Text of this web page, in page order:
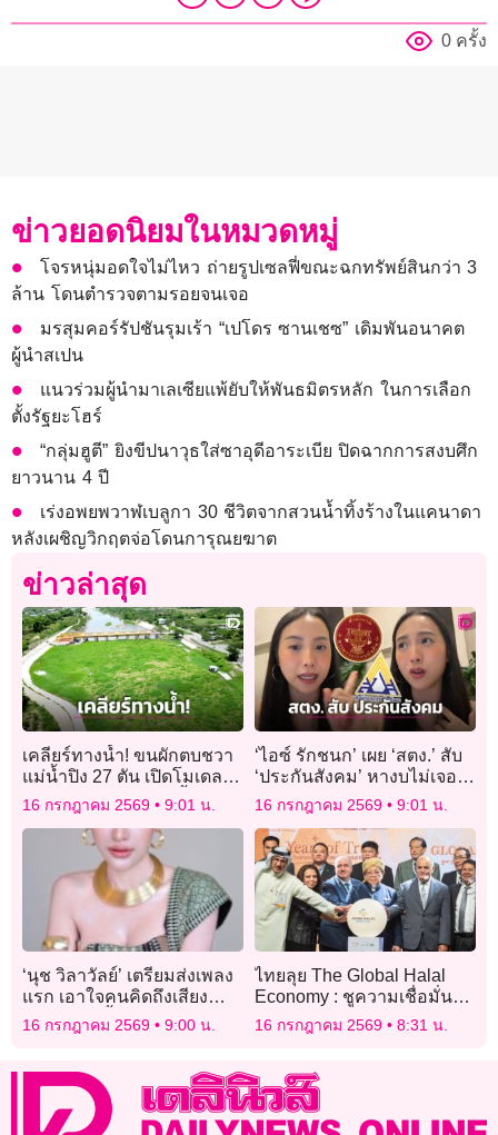
0 ครั้ง
ข่าวยอดนิยมในหมวดหมู่
โจรหนุ่มอดใจไม่ไหว ถ่ายรูปเซลฟี่ขณะฉกทรัพย์สินกว่า 3
ล้าน โดนตำรวจตามรอยจนเจอ
มรสุมคอร์รัปชันรุมเร้า “เปโดร ซานเชซ” เดิมพันอนาคต
ผู้นำสเปน
แนวร่วมผู้นำมาเลเซียแพ้ยับให้พันธมิตรหลัก ในการเลือก
ตั้งรัฐยะโฮร์
“กลุ่มฮูตี” ยิงขีปนาวุธใส่ซาอุดีอาระเบีย ปิดฉากการสงบศึก
ยาวนาน 4 ปี
เร่งอพยพวาฬเบลูกา 30 ชีวิตจากสวนน้ำทิ้งร้างในแคนาดา
หลังเผชิญวิกฤตจ่อโดนการุณยฆาต
ข่าวล่าสุด
เคลียร์ทางน้ำ! ขนผักตบชวา
แม่น้ำปิง 27 ตัน เปิดโมเดล
“ก้างปลา” เร่งระบายน้ำรับมือ
16 กรกฎาคม 2569 9:01 น.
‘ไอซ์ รักชนก’ เผย ‘สตง.’ สับ
‘ประกันสังคม’ หางบไม่เจอ
เพราะ ใช้ Excel ดันทุรังทำ
ระบบเอง แต่ก็ไม่ใช้
16 กรกฎาคม 2569 9:01 น.
‘นุช วิลาวัลย์’ เตรียมส่งเพลง
แรก เอาใจคนคิดถึงเสียง
เศร้าสุดสะอื้น ‘จบสาเนาะ’
16 กรกฎาคม 2569 9:00 น.
ไทยลุย The Global Halal
Economy : ชูความเชื่อมั่น
มาตรฐานฮาลาลไทยสู่
โอกาสใหม่ทางเศรษฐกิจ
16 กรกฎาคม 2569 8:31 น.